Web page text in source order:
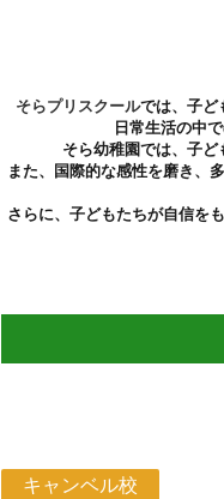
そらプリスクールでは、子ど
日常生活の中
そら幼稚園では、子ど
また、国際的な感性を磨き、
さらに、子どもたちが自信を
キャンベル校